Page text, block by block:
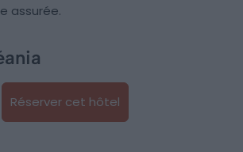
assurée.
Réserver cet hôtel